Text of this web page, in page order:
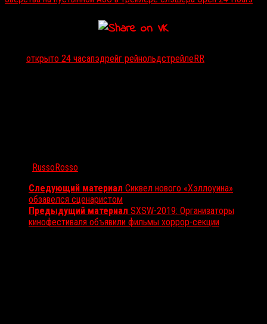
открыто 24 часапэдрейг рейнольдстрейлеRR
RussoRosso
Следующий материал Сиквел нового «Хэллоуина»
обзавелся сценаристом
Предыдущий материал SXSW-2019: Организаторы
кинофестиваля объявили фильмы хоррор-секции